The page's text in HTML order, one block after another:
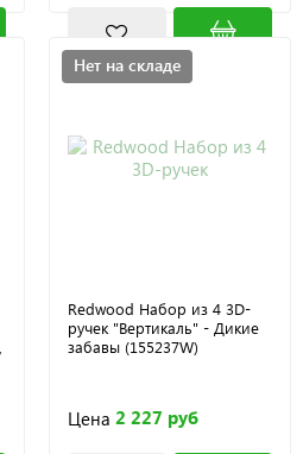
Нет на складе
Redwood Набор из 4 3D-
ручек "Вертикаль" - Дикие
забавы (155237W)
Цена 2 227 руб